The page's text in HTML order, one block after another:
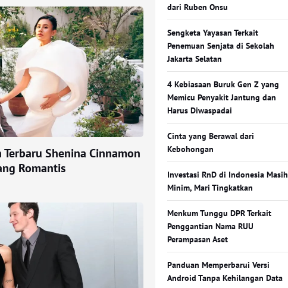
Shenina Cinnamon
Romantis
dari Ruben Onsu
Sengketa Yayasan Terkait
Penemuan Senjata di Sekolah
Jakarta Selatan
4 Kebiasaan Buruk Gen Z yang
Memicu Penyakit Jantung dan
Harus Diwaspadai
Cinta yang Berawal dari
Kebohongan
Investasi RnD di Indonesia Masih
Minim, Mari Tingkatkan
Menkum Tunggu DPR Terkait
Penggantian Nama RUU
Perampasan Aset
Panduan Memperbarui Versi
Android Tanpa Kehilangan Data